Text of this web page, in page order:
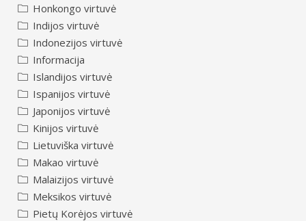
Honkongo virtuvė
Indijos virtuvė
Indonezijos virtuvė
Informacija
Islandijos virtuvė
Ispanijos virtuvė
Japonijos virtuvė
Kinijos virtuvė
Lietuviška virtuvė
Makao virtuvė
Malaizijos virtuvė
Meksikos virtuvė
Pietų Korėjos virtuvė